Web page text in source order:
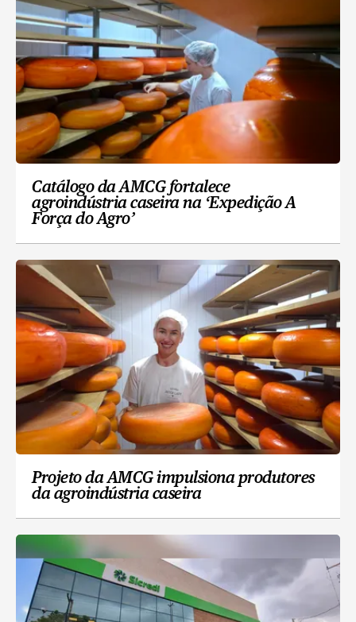
Catálogo da AMCG fortalece
agroindústria caseira na ‘Expedição A
Força do Agro’
Projeto da AMCG impulsiona produtores
da agroindústria caseira